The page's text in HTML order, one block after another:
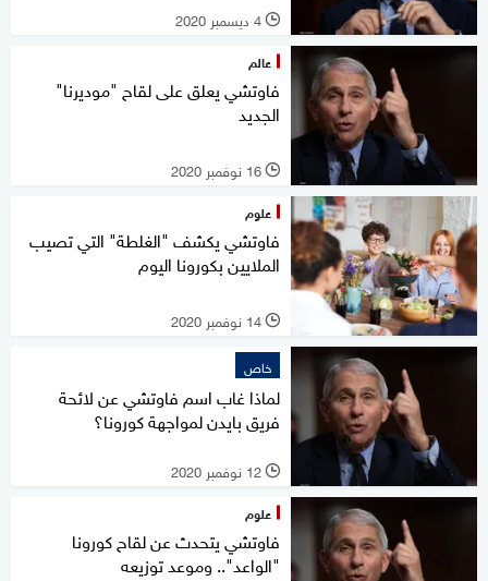
l 4 ديسمبر 2020
عالم
فاوتشي يعلق على لقاح "موديرنا"
الجديد
l 16 نوفمبر 2020
علوم
فاوتشي يكشف "الغلطة" التي تصيب
الملايين بكورونا اليوم
l 14 نوفمبر 2020
خاص
لماذا غاب اسم فاوتشي عن لائحة
فريق بايدن لمواجهة كورونا؟
l 12 نوفمبر 2020
علوم
فاوتشي يتحدث عن لقاح كورونا
"الواعد".. وموعد توزيعه